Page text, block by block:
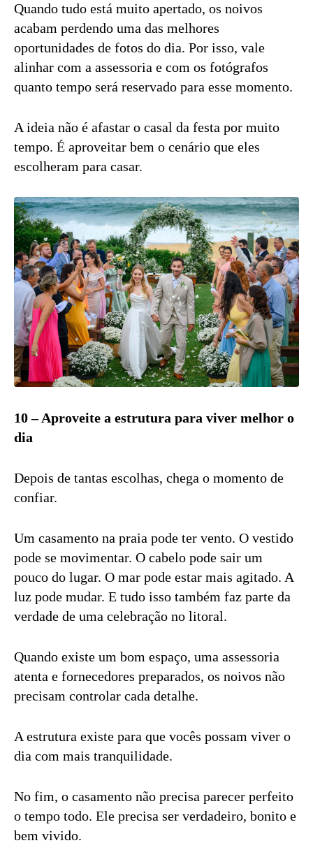
Quando tudo está muito apertado, os noivos
acabam perdendo uma das melhores
oportunidades de fotos do dia. Por isso, vale
alinhar com a assessoria e com os fotógrafos
quanto tempo será reservado para esse momento.
A ideia não é afastar o casal da festa por muito
tempo. É aproveitar bem o cenário que eles
escolheram para casar.
10 – Aproveite a estrutura para viver melhor o
dia
Depois de tantas escolhas, chega o momento de
confiar.
Um casamento na praia pode ter vento. O vestido
pode se movimentar. O cabelo pode sair um
pouco do lugar. O mar pode estar mais agitado. A
luz pode mudar. E tudo isso também faz parte da
verdade de uma celebração no litoral.
Quando existe um bom espaço, uma assessoria
atenta e fornecedores preparados, os noivos não
precisam controlar cada detalhe.
A estrutura existe para que vocês possam viver o
dia com mais tranquilidade.
No fim, o casamento não precisa parecer perfeito
o tempo todo. Ele precisa ser verdadeiro, bonito e
bem vivido.